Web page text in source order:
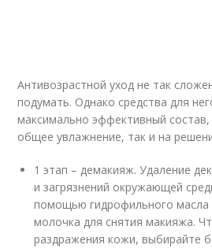
Антивозрастной уход не так
подумать. Однако средства для
максимально эффективный состав,
общее увлажнение, так и на
1 этап – демакияж. Удаление
и загрязнений окружающей
помощью гидрофильного
молочка для снятия макияжа.
раздражения кожи, выбирайте